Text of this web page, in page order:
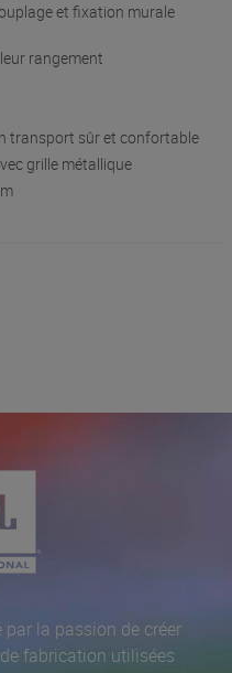
et fixation murale
rangement
transport sûr et confortable
grille métallique
par la passion de créer
fabrication utilisées